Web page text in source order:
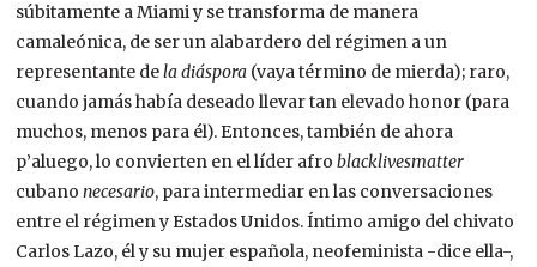
súbitamente a Miami y se transforma de manera
camaleónica, de ser un alabardero del régimen a un
representante dela diáspora (vaya término de mierda); raro,
cuando jamás había deseado llevar tan elevado honor (para
muchos, menos para él). Entonces, también de ahora
p’aluego, lo convierten en el líder afroblacklivesmatter
cubanonecesario, para intermediar en las conversaciones
entre el régimen y Estados Unidos. Íntimo amigo del chivato
Carlos Lazo, él y su mujer española, neofeminista -dice ella-,